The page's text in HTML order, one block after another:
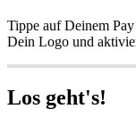
Tippe auf Deinem
Dein Logo und
Los geht's!